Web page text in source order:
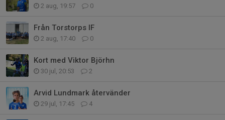
2 aug, 19:57 0
Från Torstorps IF
2 aug, 17:40 0
Kort med Viktor Björhn
30 jul, 20:53 2
Arvid Lundmark återvänder
29 jul, 17:45 4